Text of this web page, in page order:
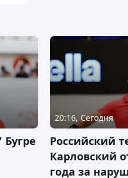
20:16, Сегодня
Российский
Карловский
года за